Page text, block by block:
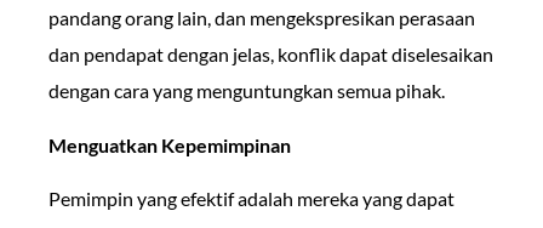
pandang orang lain, dan mengekspresikan perasaan
dan pendapat dengan jelas, konflik dapat diselesaikan
dengan cara yang menguntungkan semua pihak.
Menguatkan Kepemimpinan
Pemimpin yang efektif adalah mereka yang dapat